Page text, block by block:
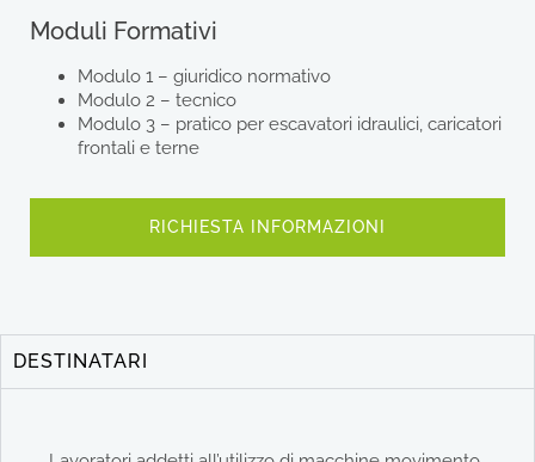
Moduli Formativi
Modulo 1 – giuridico normativo
Modulo 2 – tecnico
Modulo 3 – pratico per escavatori idraulici, caricatori
frontali e terne
RICHIESTA INFORMAZIONI
DESTINATARI